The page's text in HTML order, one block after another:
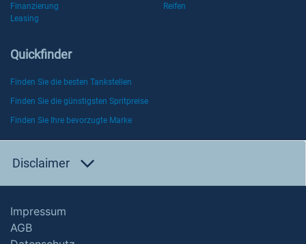
Finanzierung
Reifen
Leasing
Quickfinder
Finden Sie die besten Tankstellen
Finden Sie die günstigsten Spritpreise
Finden Sie Ihre bevorzugte Marke
Disclaimer
Impressum
AGB